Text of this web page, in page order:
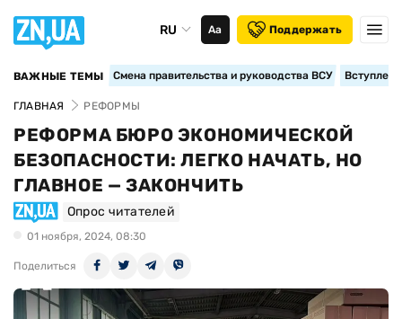
RU Аа Поддержать
ВАЖНЫЕ ТЕМЫ Смена правительства и руководства ВСУ
ГЛАВНАЯ РЕФОРМЫ
РЕФОРМА БЮРО ЭКОНОМИЧЕСКОЙ
БЕЗОПАСНОСТИ: ЛЕГКО НАЧАТЬ, НО
ГЛАВНОЕ — ЗАКОНЧИТЬ
Опрос читателей
01 ноября, 2024, 08:30
Поделиться